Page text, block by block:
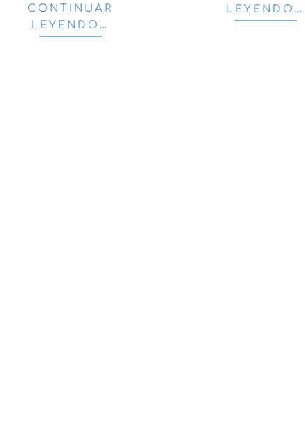
CONTINUAR
LEYENDO…
LEYENDO…